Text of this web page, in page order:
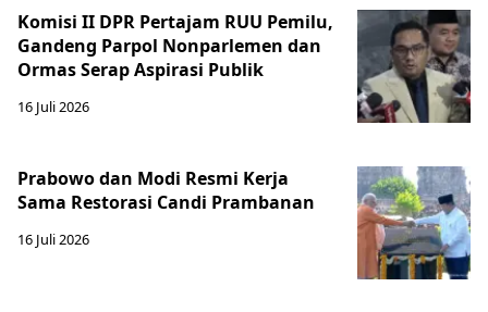
Komisi II DPR Pertajam RUU Pemilu,
Gandeng Parpol Nonparlemen dan
Ormas Serap Aspirasi Publik
16 Juli 2026
Prabowo dan Modi Resmi Kerja
Sama Restorasi Candi Prambanan
16 Juli 2026